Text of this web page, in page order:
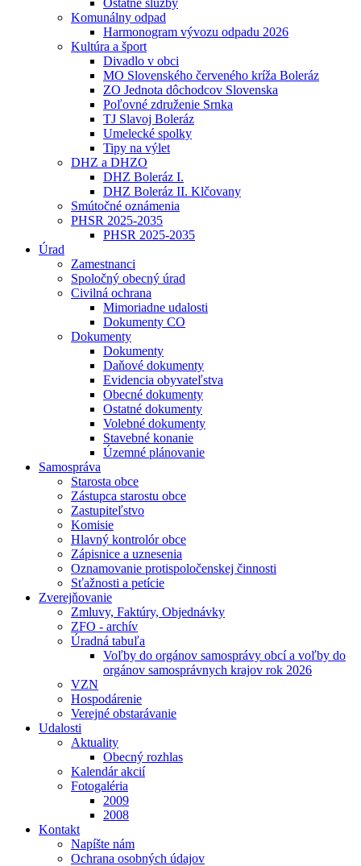
Ostatné služby
Komunálny odpad
Harmonogram vývozu odpadu 2026
Kultúra a šport
Divadlo v obci
MO Slovenského červeného kríža Boleráz
ZO Jednota dôchodcov Slovenska
Poľovné združenie Srnka
TJ Slavoj Boleráz
Umelecké spolky
Tipy na výlet
DHZ a DHZO
DHZ Boleráz I.
DHZ Boleráz II. Klčovany
Smútočné oznámenia
PHSR 2025-2035
PHSR 2025-2035
Úrad
Zamestnanci
Spoločný obecný úrad
Civilná ochrana
Mimoriadne udalosti
Dokumenty CO
Dokumenty
Dokumenty
Daňové dokumenty
Evidencia obyvateľstva
Obecné dokumenty
Ostatné dokumenty
Volebné dokumenty
Stavebné konanie
Územné plánovanie
Samospráva
Starosta obce
Zástupca starostu obce
Zastupiteľstvo
Komisie
Hlavný kontrolór obce
Zápisnice a uznesenia
Oznamovanie protispoločenskej činnosti
Sťažnosti a petície
Zverejňovanie
Zmluvy, Faktúry, Objednávky
ZFO - archív
Úradná tabuľa
Voľby do orgánov samosprávy obcí a voľby do
orgánov samosprávnych krajov rok 2026
VZN
Hospodárenie
Verejné obstarávanie
Udalosti
Aktuality
Obecný rozhlas
Kalendár akcií
Fotogaléria
2009
2008
Kontakt
Napíšte nám
Ochrana osobných údajov